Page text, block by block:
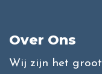
Over Ons
Wij zijn het